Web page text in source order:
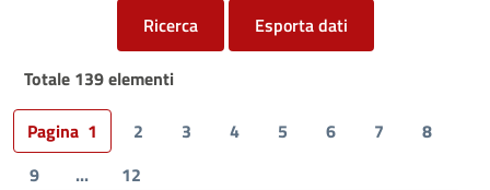
Ricerca Esporta dati
Totale 139 elementi
Pagina 1 2 3 4 5 6 7
8
9
... 12